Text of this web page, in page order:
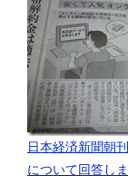
日本経済新聞朝
について回答し